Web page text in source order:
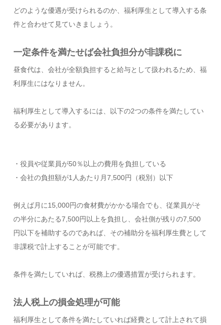
どのような優遇が受けられるのか、福利厚生として導入する条
件と合わせて見ていきましょう。
一定条件を満たせば会社負担分が非課税に
昼食代は、会社が全額負担すると給与として扱われるため、福
利厚生にはなりません。
福利厚生として導入するには、以下の2つの条件を満たしてい
る必要があります。
・役員や従業員が50％以上の費用を負担している
・会社の負担額が1人あたり月7,500円（税別）以下
例えば月に15,000円の食材費がかかる場合でも、従業員がそ
の半分にあたる7,500円以上を負担し、会社側が残りの7,500
円以下を補助するのであれば、その補助分を福利厚生費として
非課税で計上することが可能です。
条件を満たしていれば、税務上の優遇措置が受けられます。
法人税上の損金処理が可能
福利厚生として条件を満たしていれば経費として計上されて損